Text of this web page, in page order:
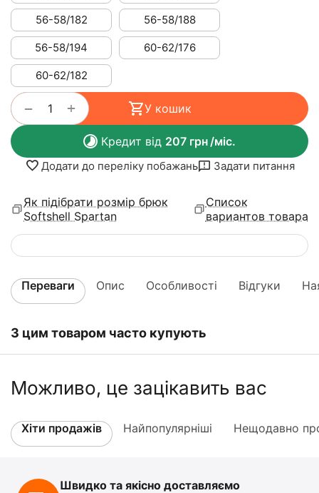
56-58/182 56-58/188
56-58/194 60-62/176
60-62/182
+
− У кошик
Кредит від 207 грн/міс.
Додати до переліку побажань Задати питання
Як підібрати розмір брюк
Softshell Spartan
Список
вариантов товара
Переваги Опис Особливості Відгуки
З цим товаром часто купують
Можливо, це зацікавить вас
Хіти продажів Найпопулярніші Нещодавно
Швидко та якісно доставляємо